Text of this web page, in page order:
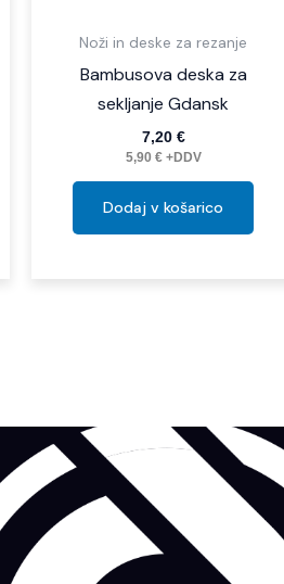
Noži in deske za rezanje
Bambusova deska za
sekljanje Gdansk
7,20 €
5,90 €+DDV
Dodaj v košarico